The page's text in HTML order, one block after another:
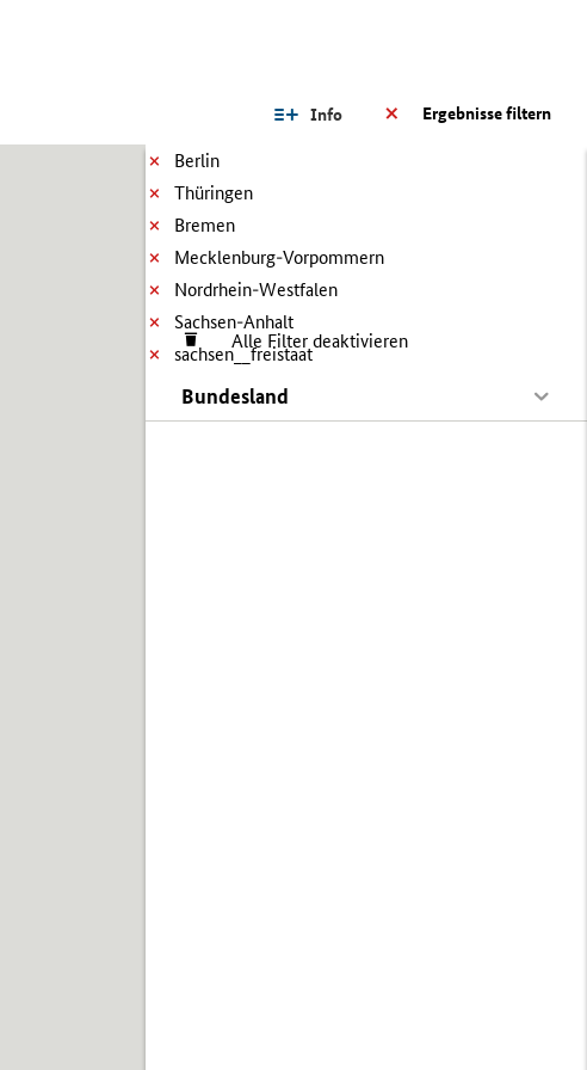
Ergebnisse filtern
Info
Berlin
Thüringen
Bremen
Mecklenburg-Vorpommern
Nordrhein-Westfalen
Sachsen-Anhalt
sachsen__freistaat
Alle Filter deaktivieren
Bundesland